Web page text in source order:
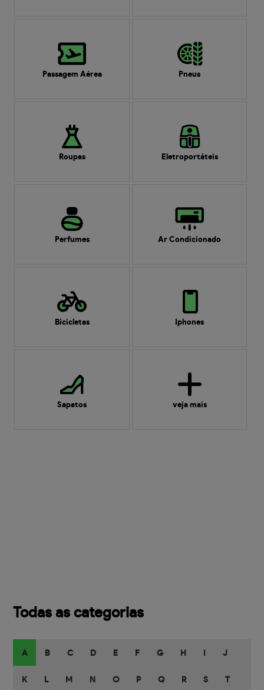
Passagem Aérea Pneus
Roupas Eletroportáteis
Perfumes Ar Condicionado
Bicicletas Iphones
Sapatos veja mais
Todas as categorias
A B C D E F G H J
K L M N O P Q R S T